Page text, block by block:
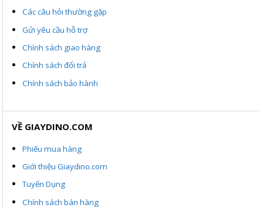
Các câu hỏi thường gặp
Gửi yêu cầu hỗ trợ
Chính sách giao hàng
Chính sách đổi trả
Chính sách bảo hành
VỀ GIAYDINO.COM
Phiếu mua hàng
Giới thiệu Giaydino.com
Tuyển Dụng
Chính sách bán hàng